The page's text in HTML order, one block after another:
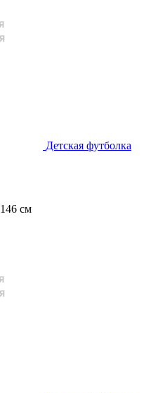
Детская футболка
146 см